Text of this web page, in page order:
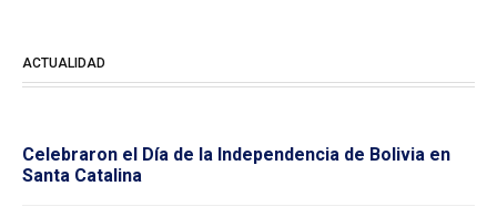
ACTUALIDAD
Celebraron el Día de la Independencia de Bolivia en
Santa Catalina